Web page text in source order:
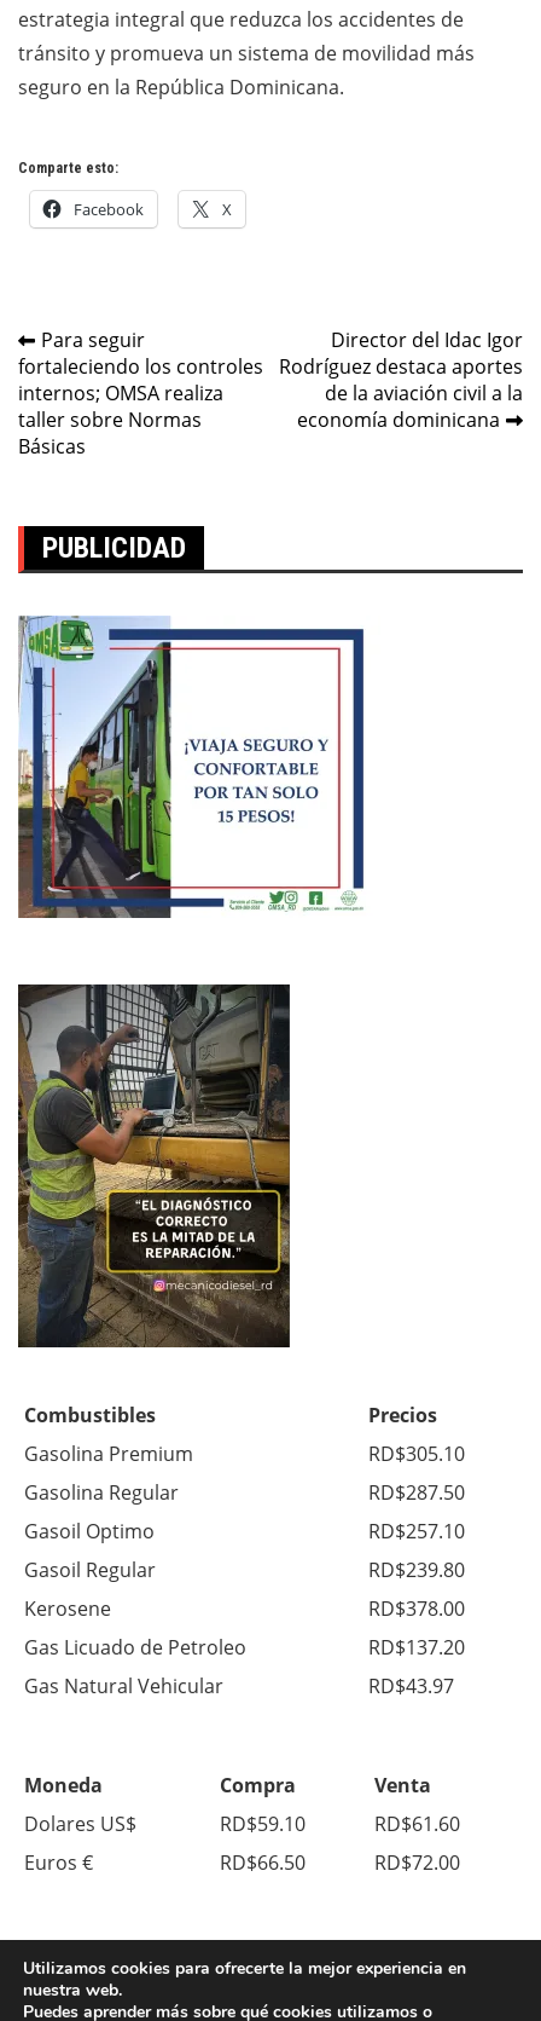
estrategia integral que reduzca los accidentes de
tránsito y promueva un sistema de movilidad más
seguro en la República Dominicana.
Comparte esto:
Facebook X
Navegación
de
entradas
Para seguir
fortaleciendo los controles
internos; OMSA realiza
taller sobre Normas
Básicas
Director del Idac Igor
Rodríguez destaca aportes
de la aviación civil a la
economía dominicana
PUBLICIDAD
Combustibles
Precios
Gasolina Premium
RD$305.10
Gasolina Regular
RD$287.50
Gasoil Optimo
RD$257.10
Gasoil Regular
RD$239.80
Kerosene
RD$378.00
Gas Licuado de Petroleo
RD$137.20
Gas Natural Vehicular
RD$43.97
Moneda Compra
Venta
Dolares US$
RD$59.10
RD$61.60
Euros €
RD$66.50 RD$72.00
Utilizamos cookies para ofrecerte la mejor experiencia en
nuestra web.
Puedes aprender más sobre qué cookies utilizamos o